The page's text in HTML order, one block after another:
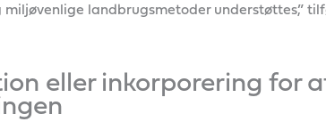
landbrugsmetoder understøttes,”
eller inkorporering for